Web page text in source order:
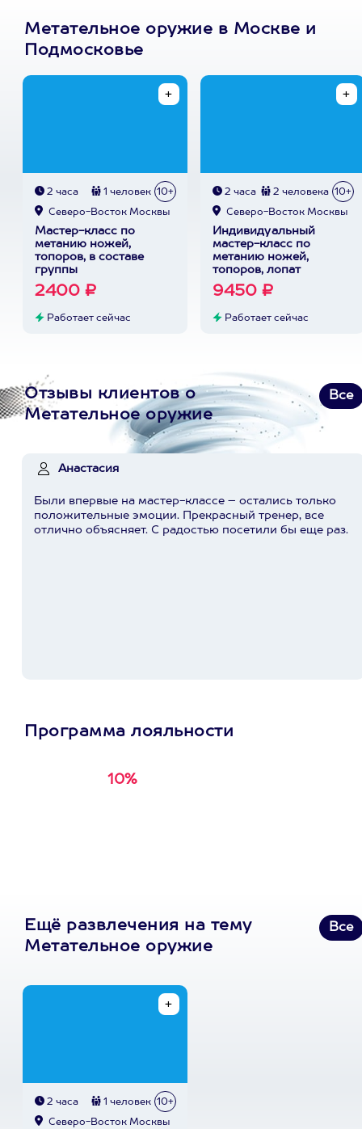
Метательное оружие в Москве и
Подмосковье
2 часа 1 человек 10+
Северо-Восток Москвы
Мастер-класс по
метанию ножей,
топоров, в составе
группы
2400 ₽
Работает сейчас
2 часа 2 человека 10+
Северо-Восток Москвы
Индивидуальный
мастер-класс по
метанию ножей,
топоров, лопат
9450 ₽
Работает сейчас
Отзывы клиентов о
Метательное оружие
Все
Анастасия
Были впервые на мастер-классе – остались только
положительные эмоции. Прекрасный тренер, все
отлично объясняет. С радостью посетили бы еще раз.
Программа лояльности
10%
Ещё развлечения на тему
Метательное оружие
Все
2 часа 1 человек 10+
Северо-Восток Москвы